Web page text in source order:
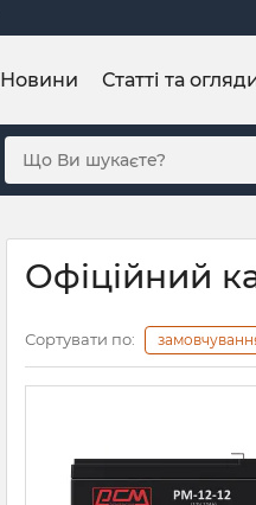
Новини Статті та
Офіційний
Сортувати по: